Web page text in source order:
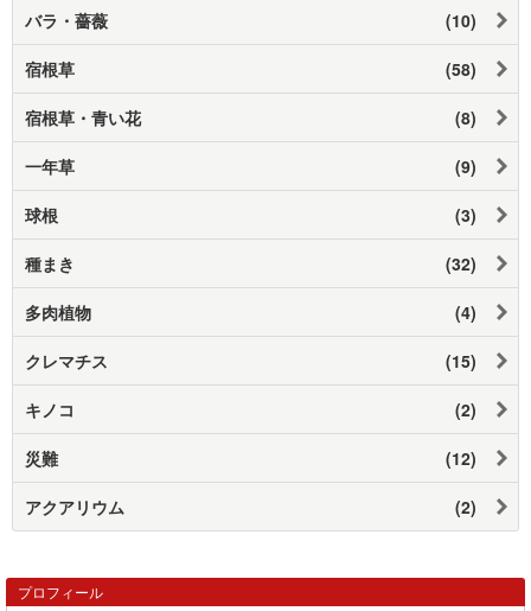
バラ・薔薇 (10)
宿根草 (58)
宿根草・青い花 (8)
一年草 (9)
球根 (3)
種まき (32)
多肉植物 (4)
クレマチス (15)
キノコ (2)
災難 (12)
アクアリウム (2)
プロフィール